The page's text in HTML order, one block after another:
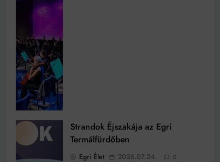
Strandok Éjszakája az Egri
Termálfürdőben
Egri Élet 2026.07.24. 0